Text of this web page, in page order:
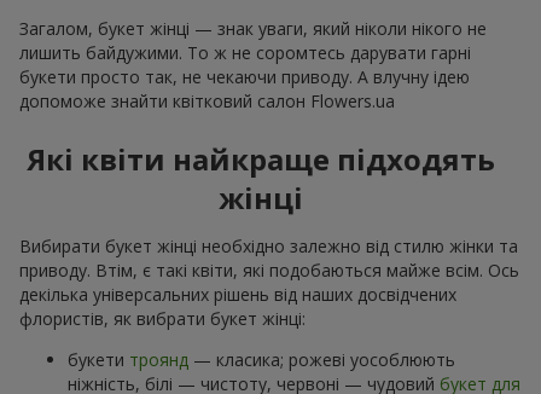
Загалом, букет жінці — знак уваги, який ніколи нікого не
лишить байдужими. То ж не соромтесь дарувати гарні
букети просто так, не чекаючи приводу. А влучну ідею
допоможе знайти квітковий салон Flowers.ua
Які квіти найкраще підходять
жінці
Вибирати букет жінці необхідно залежно від стилю жінки та
приводу. Втім, є такі квіти, які подобаються майже всім. Ось
декілька універсальних рішень від наших досвідчених
флористів, як вибрати букет жінці:
букети троянд — класика; рожеві уособлюють
ніжність, білі — чистоту, червоні — чудовий букет для